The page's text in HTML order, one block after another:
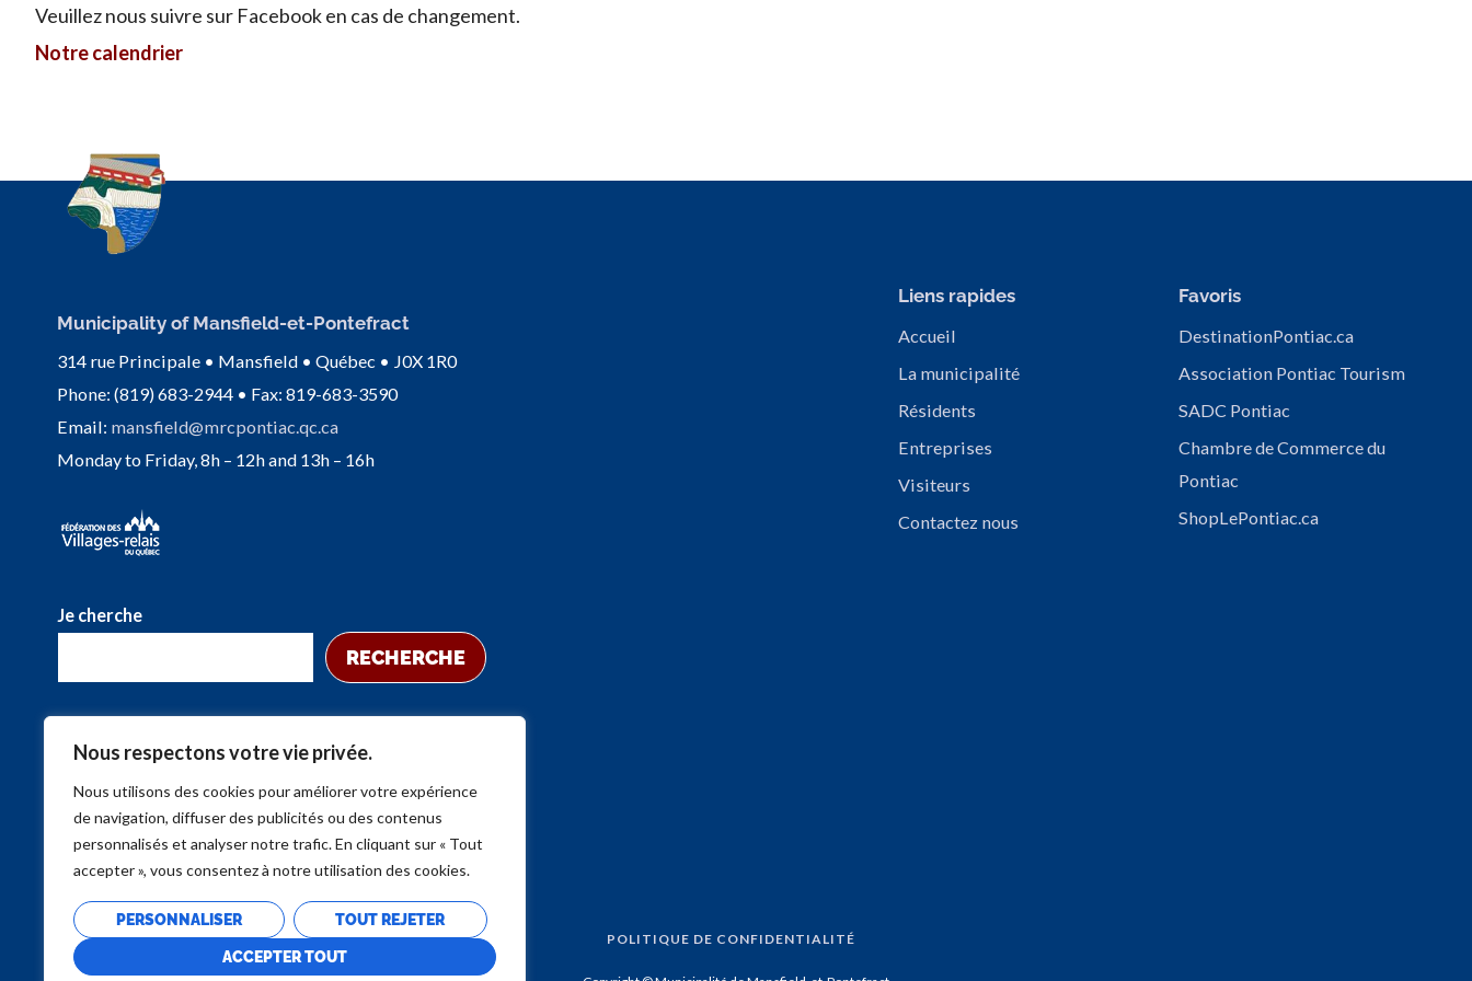
Nous respectons votre vie privée.
Nous utilisons des cookies pour améliorer votre expérience
de navigation, diffuser des publicités ou des contenus
personnalisés et analyser notre trafic. En cliquant sur « Tout
accepter », vous consentez à notre utilisation des cookies.
PERSONNALISER TOUT REJETER
ACCEPTER TOUT
Veuillez nous suivre sur Facebook en cas de changement.
Notre calendrier
Municipality of Mansfield-et-Pontefract
314 rue Principale • Mansfield • Québec • J0X 1R0
Phone: (819) 683-2944 • Fax: 819-683-3590
Email: mansfield@mrcpontiac.qc.ca
Monday to Friday, 8h – 12h and 13h – 16h
Je cherche
RECHERCHE
Liens rapides
Accueil
La municipalité
Résidents
Entreprises
Visiteurs
Contactez nous
Favoris
DestinationPontiac.ca
Association Pontiac Tourism
SADC Pontiac
Chambre de Commerce du
Pontiac
ShopLePontiac.ca
POLITIQUE DE CONFIDENTIALITÉ